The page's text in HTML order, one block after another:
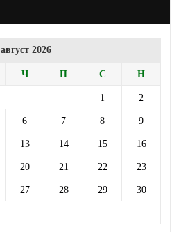
август 2026
Ч П С Н
1 2
6 7 8 9
13 14 15 16
20 21 22 23
27 28 29 30